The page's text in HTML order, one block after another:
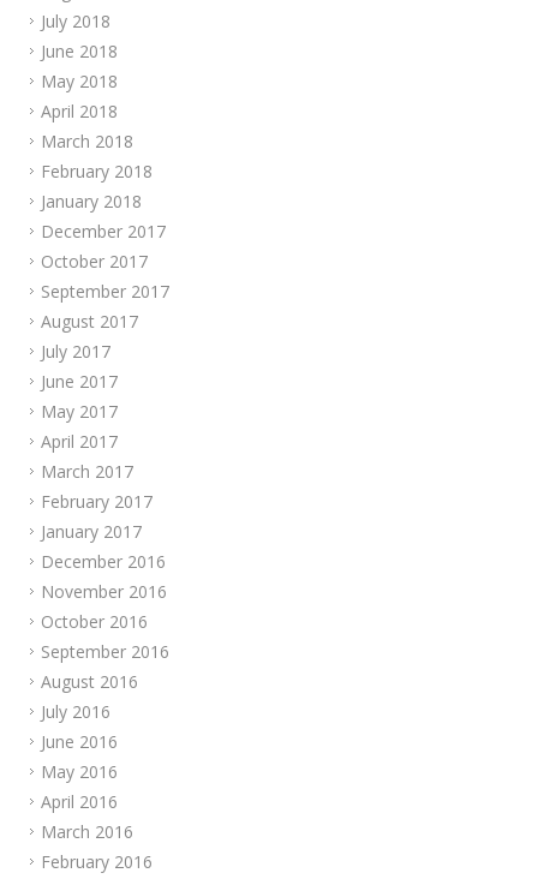
July 2018
June 2018
May 2018
April 2018
March 2018
February 2018
January 2018
December 2017
October 2017
September 2017
August 2017
July 2017
June 2017
May 2017
April 2017
March 2017
February 2017
January 2017
December 2016
November 2016
October 2016
September 2016
August 2016
July 2016
June 2016
May 2016
April 2016
March 2016
February 2016